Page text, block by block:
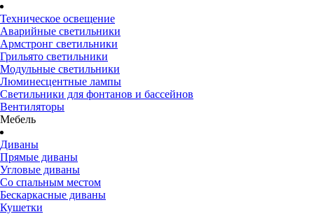
Техническое освещение
Аварийные светильники
Армстронг светильники
Грильято светильники
Модульные светильники
Люминесцентные лампы
Светильники для фонтанов и бассейнов
Вентиляторы
Мебель
Диваны
Прямые диваны
Угловые диваны
Со спальным местом
Бескаркасные диваны
Кушетки